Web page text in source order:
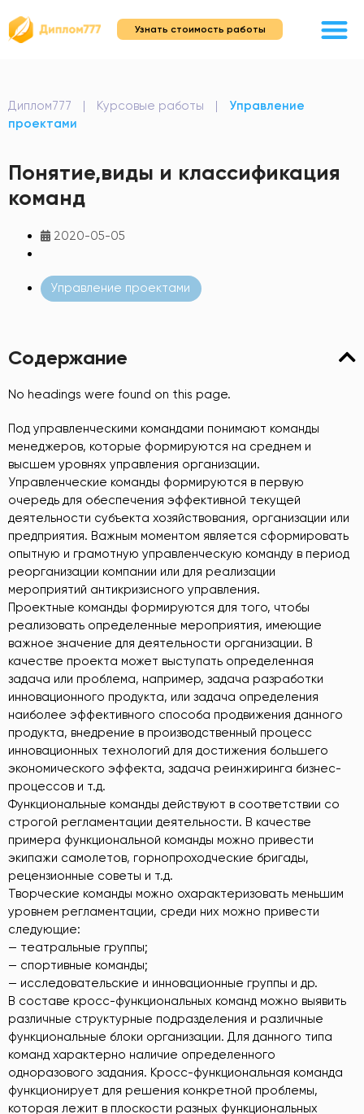
Узнать стоимость работы
Диплом777 | Курсовые работы |
Управление
проектами
Понятие,виды и классификация
команд
2020-05-05
Управление проектами
Содержание
No headings were found on this page.
Под управленческими командами понимают команды
менеджеров, которые формируются на среднем и
высшем уровнях управления организации.
Управленческие команды формируются в первую
очередь для обеспечения эффективной текущей
деятельности субъекта хозяйствования, организации или
предприятия. Важным моментом является сформировать
опытную и грамотную управленческую команду в период
реорганизации компании или для реализации
мероприятий антикризисного управления.
Проектные команды формируются для того, чтобы
реализовать определенные мероприятия, имеющие
важное значение для деятельности организации. В
качестве проекта может выступать определенная
задача или проблема, например, задача разработки
инновационного продукта, или задача определения
наиболее эффективного способа продвижения данного
продукта, внедрение в производственный процесс
инновационных технологий для достижения большего
экономического эффекта, задача реинжиринга бизнес-
процессов и т.д.
Функциональные команды действуют в соответствии со
строгой регламентации деятельности. В качестве
примера функциональной команды можно привести
экипажи самолетов, горнопроходческие бригады,
рецензионные советы и т.д.
Творческие команды можно охарактеризовать меньшим
уровнем регламентации, среди них можно привести
следующие:
— театральные группы;
— спортивные команды;
— исследовательские и инновационные группы и др.
В составе кросс-функциональных команд можно выявить
различные структурные подразделения и различные
функциональные блоки организации. Для данного типа
команд характерно наличие определенного
одноразового задания. Кросс-функциональная команда
функционирует для решения конкретной проблемы,
которая лежит в плоскости разных функциональных